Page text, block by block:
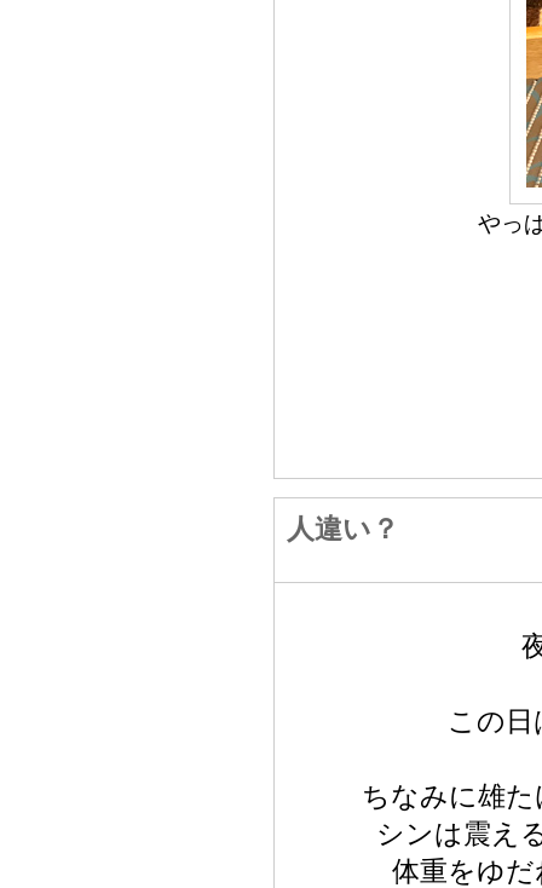
やっ
人違い？
この
ちなみに雄
シンは震え
体重をゆ